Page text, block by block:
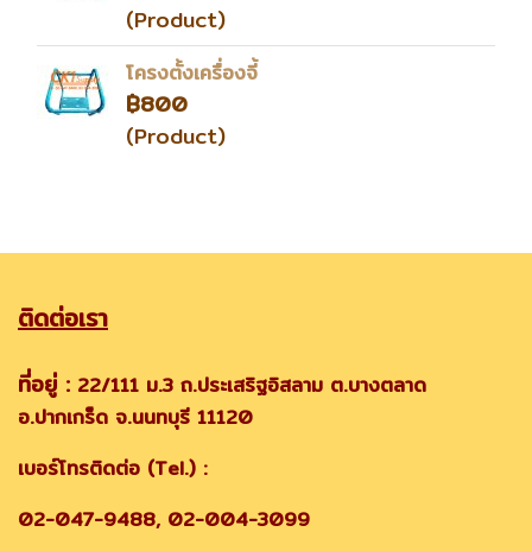
(Product)
โครงตั้งเครื่องจี้
฿800
(Product)
ติดต่อเรา
ที่อยู่ : 22/111 ม.3 ถ.ประเสริฐอิสลาม ต.บางตลาด
อ.ปากเกร็ด จ.นนทบุรี 11120
เบอร์โทรติดต่อ (Tel.) :
02-047-9488, 02-004-3099